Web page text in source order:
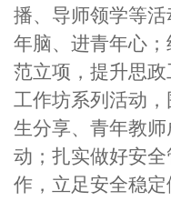
播、导师领学等
年脑、进青年心
范立项，提升思
工作坊系列活动
生分享、青年教
动；扎实做好安
作，立足安全稳